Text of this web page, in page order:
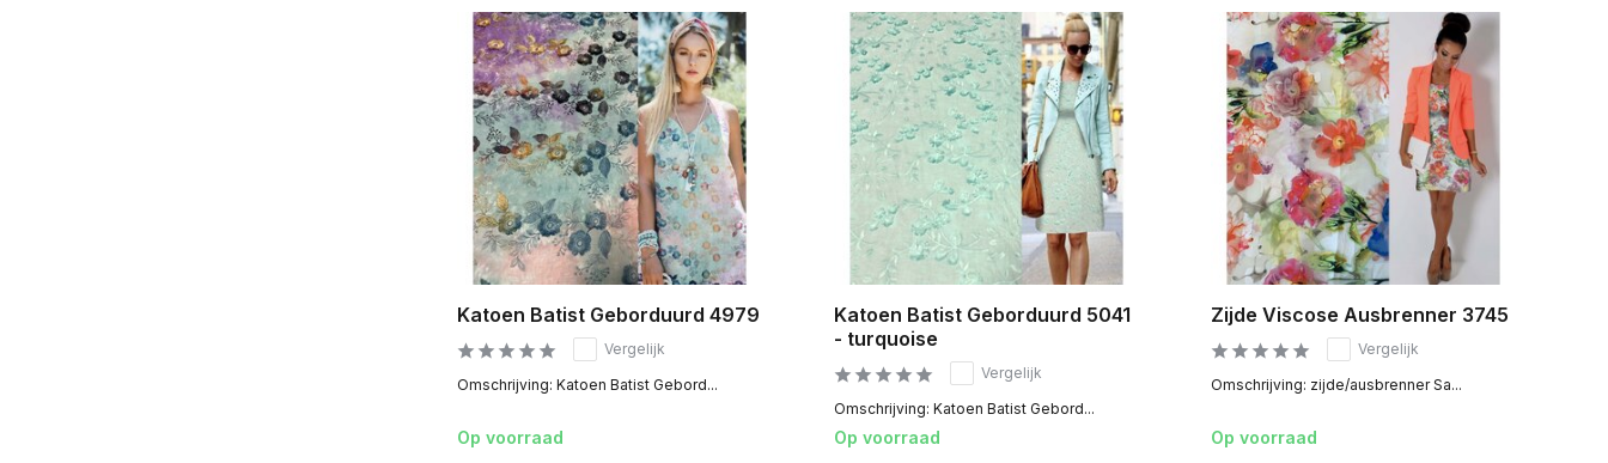
Katoen Batist Geborduurd 4979
Vergelijk
Omschrijving: Katoen Batist Gebord...
Op voorraad
Katoen Batist Geborduurd 5041
- turquoise
Vergelijk
Omschrijving: Katoen Batist Gebord...
Op voorraad
Zijde Viscose Ausbrenner 3745
Vergelijk
Omschrijving: zijde/ausbrenner Sa...
Op voorraad